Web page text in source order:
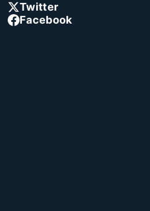
Twitter
Facebook